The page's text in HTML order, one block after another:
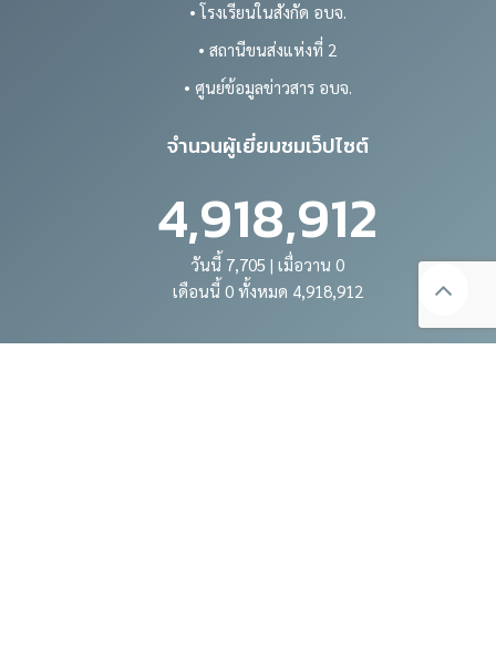
• โรงเรียนในสังกัด อบจ.
• สถานีขนส่งแห่งที่ 2
• ศูนย์ข้อมูลข่าวสาร อบจ.
จำนวนผู้เยี่ยมชมเว็ปไซต์
4,918,912
วันนี้ 7,705 | เมื่อวาน 0
เดือนนี้ 0 ทั้งหมด 4,918,912